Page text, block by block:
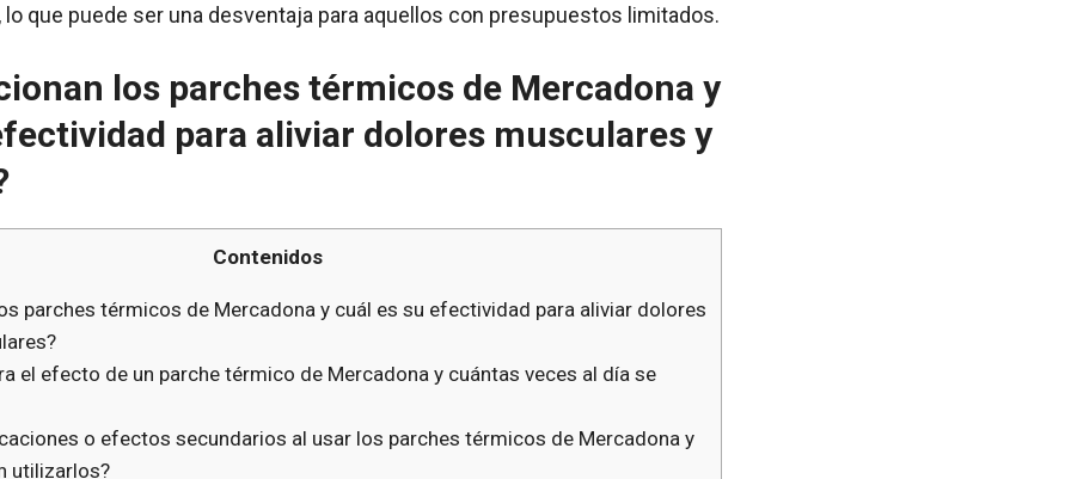
lo que puede ser una desventaja para aquellos con presupuestos limitados.
los parches térmicos de Mercadona y
para aliviar dolores musculares y
Contenidos
parches térmicos de Mercadona y cuál es su efectividad para aliviar dolores
el efecto de un parche térmico de Mercadona y cuántas veces al día se
o efectos secundarios al usar los parches térmicos de Mercadona y
utilizarlos?